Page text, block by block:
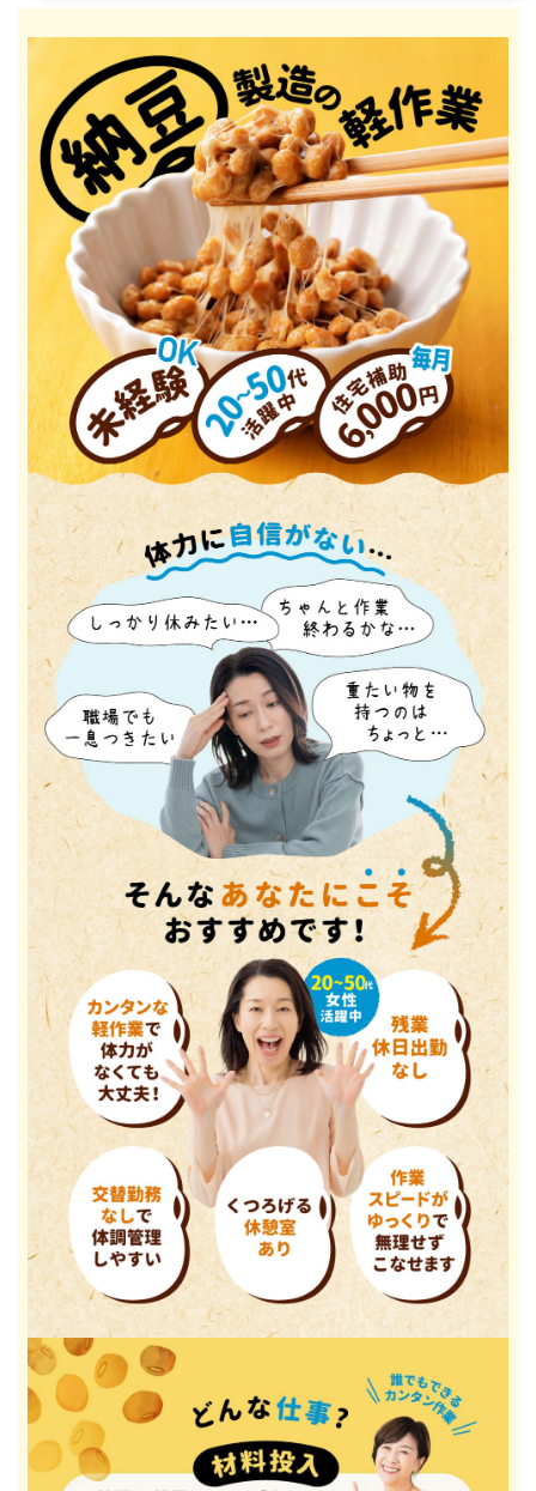
特集ページ
よくある質問
メルマガ登録
お仕事相談予約
アクセス
ご相談・お問い合わせ
企業ご担当者様へ
個人情報保護方針